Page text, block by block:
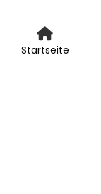
Startseite